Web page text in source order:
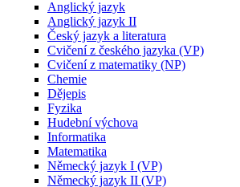
Anglický jazyk
Anglický jazyk II
Český jazyk a literatura
Cvičení z českého jazyka (VP)
Cvičení z matematiky (NP)
Chemie
Dějepis
Fyzika
Hudební výchova
Informatika
Matematika
Německý jazyk I (VP)
Německý jazyk II (VP)